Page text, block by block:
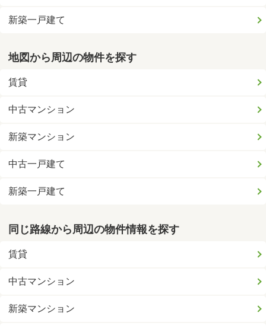
新築一戸建て
地図から周辺の物件を探す
賃貸
中古マンション
新築マンション
中古一戸建て
新築一戸建て
同じ路線から周辺の物件情報を探す
賃貸
中古マンション
新築マンション